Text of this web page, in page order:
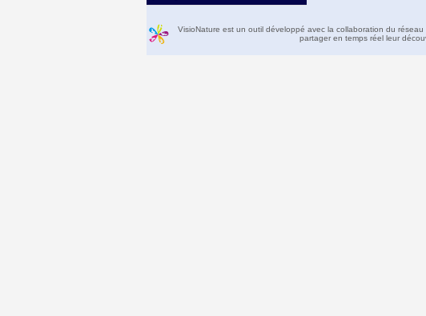
VisioNature est un outil développé avec la collaboration du
partager en temps réel leur